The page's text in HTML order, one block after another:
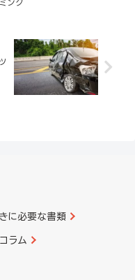
ング
に必要な書類
ラム